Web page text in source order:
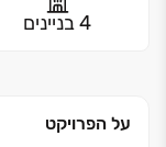
4 בניינים
על הפרויקט